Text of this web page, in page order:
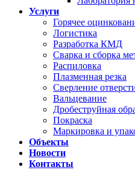
Услуги
Горячее
Логистика
Разработка КМД
Сварка и сборка
Распиловка
Плазменная резка
Сверление
Вальцевание
Дробеструйная
Покраска
Маркировка и
Объекты
Новости
Контакты